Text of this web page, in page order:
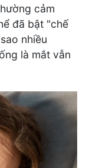
cảm
đã bật "chế
nhiều
là mắt vẫn